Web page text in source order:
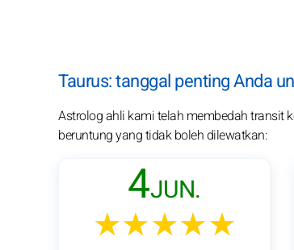
Taurus: tanggal penting Anda
Astrolog ahli kami telah membedah transit
beruntung yang tidak boleh dilewatkan:
4JUN.
★★★★★